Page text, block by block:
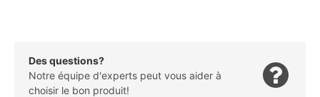
Des questions?
Notre équipe d'experts peut vous aider à
choisir le bon produit!